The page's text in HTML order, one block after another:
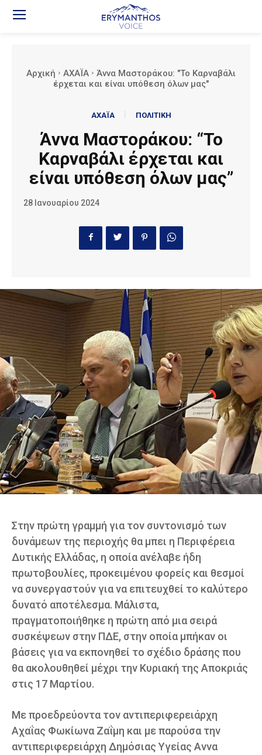
Αρχική ΑΧΑΪΑ
Άννα Μαστοράκου: "Το Καρναβάλι
έρχεται και είναι υπόθεση όλων μας"
ΑΧΑΪΑ ΠΟΛΙΤΙΚΗ
Άννα Μαστοράκου: “Το
Καρναβάλι έρχεται και
είναι υπόθεση όλων μας”
28 Ιανουαρίου 2024
Στην πρώτη γραμμή για τον συντονισμό των
δυνάμεων της περιοχής θα μπει η Περιφέρεια
Δυτικής Ελλάδας, η οποία ανέλαβε ήδη
πρωτοβουλίες, προκειμένου φορείς και θεσμοί
να συνεργαστούν για να επιτευχθεί το καλύτερο
δυνατό αποτέλεσμα. Μάλιστα,
πραγματοποιήθηκε η πρώτη από μια σειρά
συσκέψεων στην ΠΔΕ, στην οποία μπήκαν οι
βάσεις για να εκπονηθεί το σχέδιο δράσης που
θα ακολουθηθεί μέχρι την Κυριακή της Αποκριάς
στις 17 Μαρτίου.
Με προεδρεύοντα τον αντιπεριφερειάρχη
Αχαΐας Φωκίωνα Ζαΐμη και με παρούσα την
αντιπεριφερειάρχη Δημόσιας Υγείας Αννα